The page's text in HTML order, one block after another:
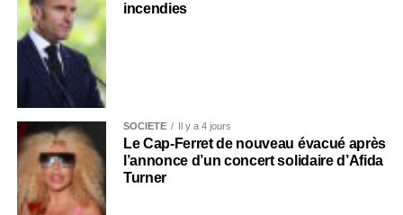
incendies
SOCIÉTÉ Il y a 4 jours
Le Cap-Ferret de nouveau évacué après
l’annonce d’un concert solidaire d’Afida
Turner